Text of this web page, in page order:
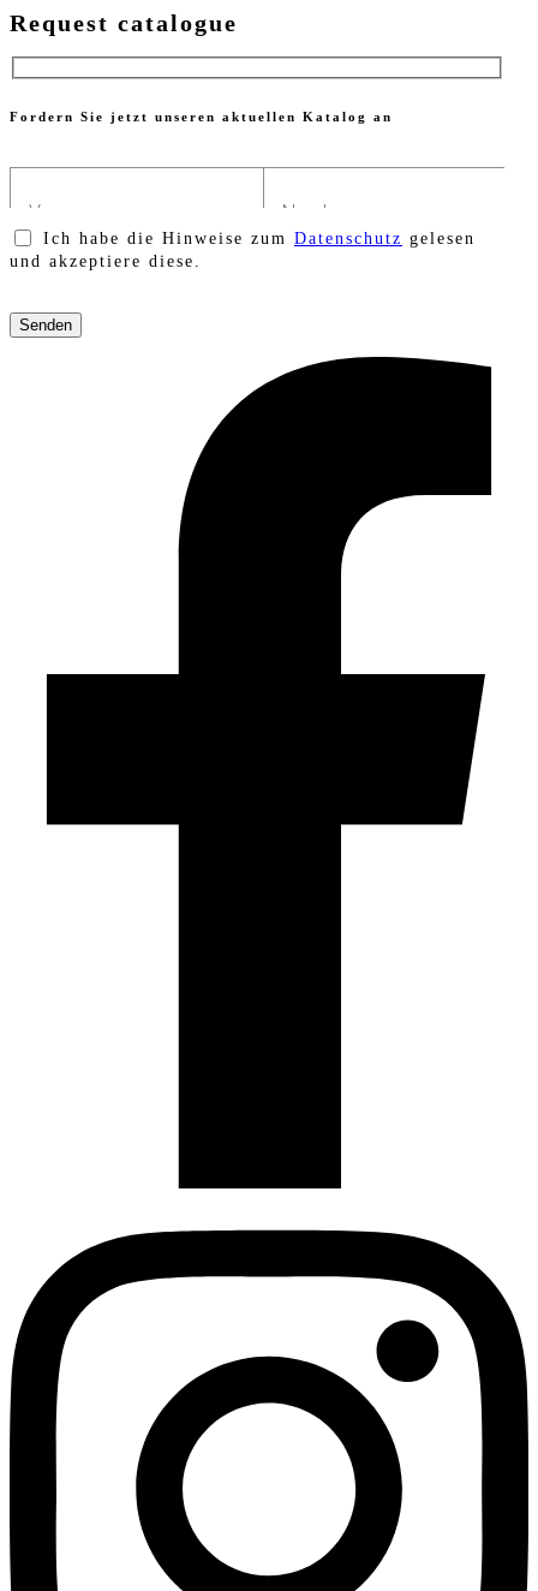
Request catalogue
Fordern Sie jetzt unseren aktuellen Katalog an
Ich habe die Hinweise zum Datenschutz gelesen
und akzeptiere diese.
lasse